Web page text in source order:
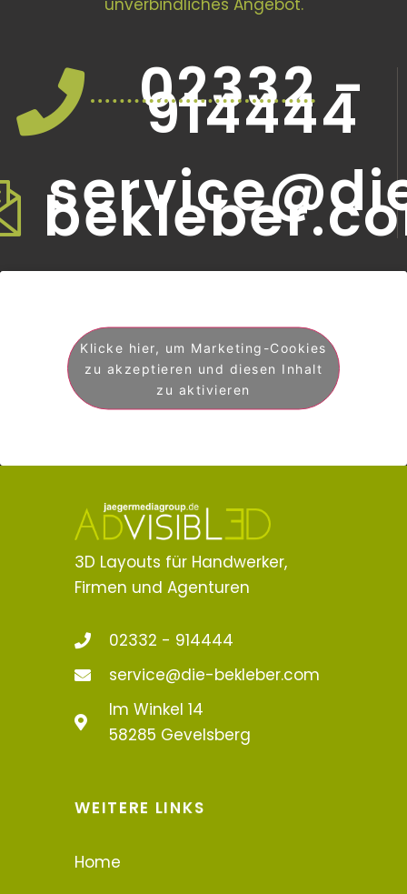
02332 -
914444
Klicke hier, um Marketing-Cookies
zu akzeptieren und diesen Inhalt
zu aktivieren
3D Layouts für Handwerker,
Firmen und Agenturen
02332 - 914444
service@die-bekleber.com
Im Winkel 14
58285 Gevelsberg
WEITERE LINKS
Home